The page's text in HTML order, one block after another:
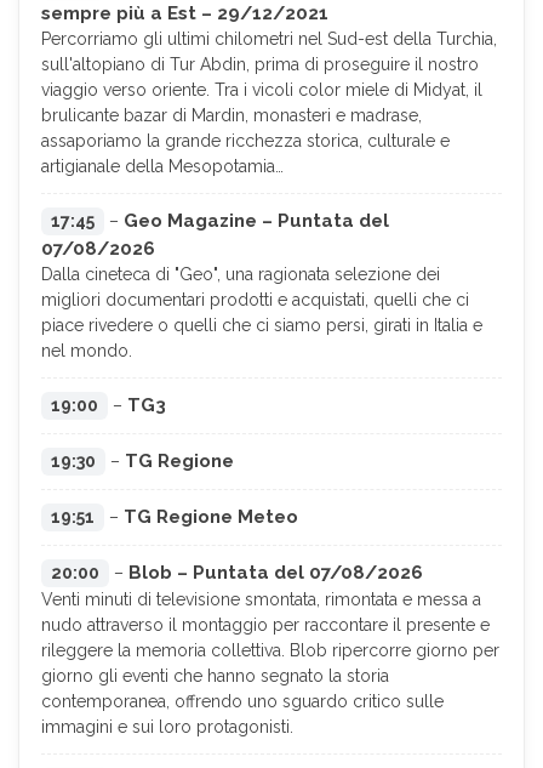
sempre più a Est – 29/12/2021
Percorriamo gli ultimi chilometri nel Sud-est della Turchia,
sull'altopiano di Tur Abdin, prima di proseguire il nostro
viaggio verso oriente. Tra i vicoli color miele di Midyat, il
brulicante bazar di Mardin, monasteri e madrase,
assaporiamo la grande ricchezza storica, culturale e
artigianale della Mesopotamia…
17:45 – Geo Magazine – Puntata del
07/08/2026
Dalla cineteca di "Geo", una ragionata selezione dei
migliori documentari prodotti e acquistati, quelli che ci
piace rivedere o quelli che ci siamo persi, girati in Italia e
nel mondo.
19:00 – TG3
19:30 – TG Regione
19:51 – TG Regione Meteo
20:00 – Blob – Puntata del 07/08/2026
Venti minuti di televisione smontata, rimontata e messa a
nudo attraverso il montaggio per raccontare il presente e
rileggere la memoria collettiva. Blob ripercorre giorno per
giorno gli eventi che hanno segnato la storia
contemporanea, offrendo uno sguardo critico sulle
immagini e sui loro protagonisti.